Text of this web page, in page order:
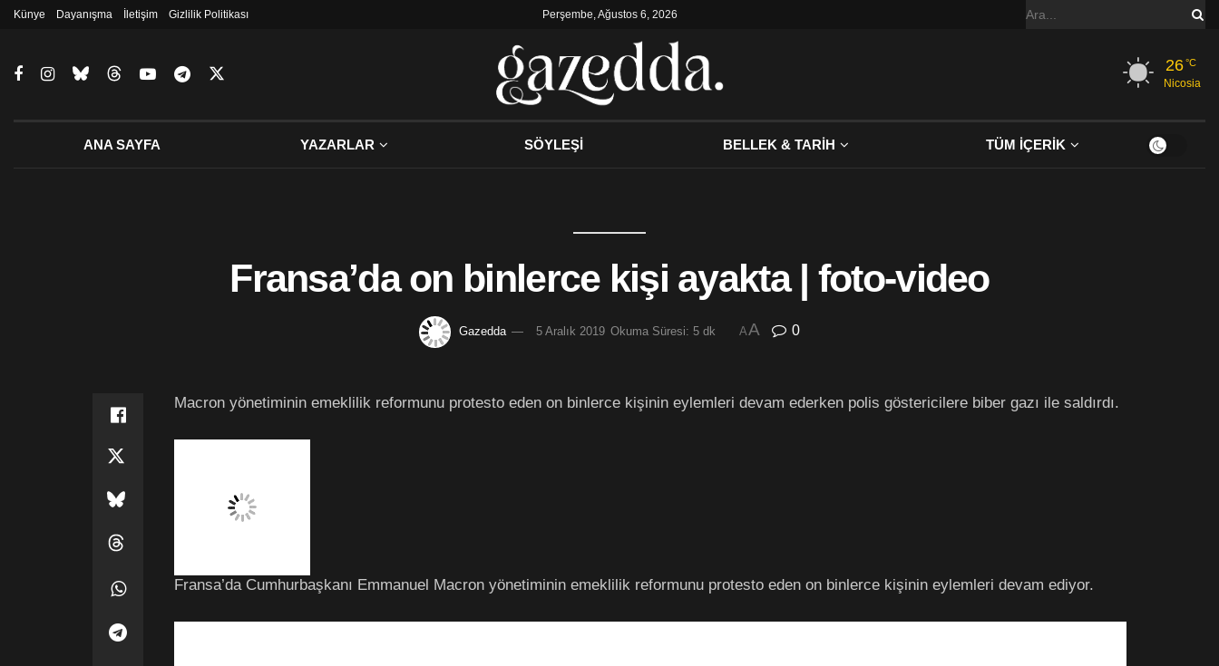
Künye Dayanışma İletişim Gizlilik Politikası Perşembe, Ağustos 6, 2026
26°C
Nicosia
ANA SAYFA YAZARLAR SÖYLEŞİ BELLEK & TARİH TÜM İÇERİK
Fransa’da on binlerce kişi ayakta | foto-video
Gazedda 5 Aralık 2019 Okuma Süresi: 5 dk AA 0
Macron yönetiminin emeklilik reformunu protesto eden on binlerce kişinin eylemleri devam ederken polis göstericilere biber gazı ile saldırdı.
Fransa’da Cumhurbaşkanı Emmanuel Macron yönetiminin emeklilik reformunu protesto eden on binlerce kişinin eylemleri devam ediyor.